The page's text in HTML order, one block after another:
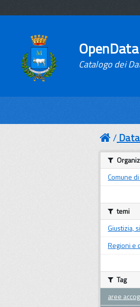
Catalogo dei
Comune
temi
Giustizia,
Regioni e
Tag
aree